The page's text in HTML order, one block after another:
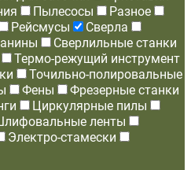
Пылесосы
Разное
Рейсмусы
Сверла
Сверлильные станки
Термо-режущий инструмент
Точильно-полировальные
Фены
Фрезерные станки
Циркулярные пилы
ленты
Электро-стамески